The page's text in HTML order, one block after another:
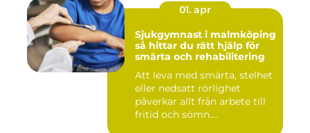
01. apr
Sjukgymnast i malmköping
så hittar du rätt hjälp för
smärta och rehabilitering
Att leva med smärta, stelhet
eller nedsatt rörlighet
påverkar allt från arbete till
fritid och sömn....